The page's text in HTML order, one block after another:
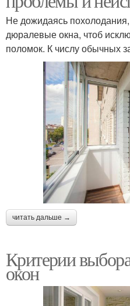
Не дожидаясь
дюралевые окна, чтоб
поломок. К числу обычных
читать дальше →
Критерии
окон